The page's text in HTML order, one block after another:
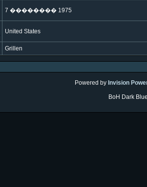
7 �������� 1975
United States
Grillen
Powered by Invision
BoH Dark